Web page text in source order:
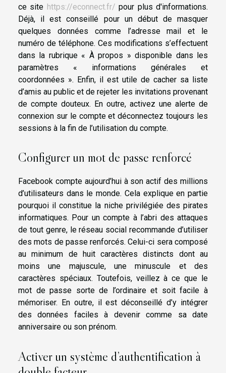
ce site https://econnect.fr/ pour plus d'informations.
Déjà, il est conseillé pour un début de masquer
quelques données comme l’adresse mail et le
numéro de téléphone. Ces modifications s’effectuent
dans la rubrique « À propos » disponible dans les
paramètres « informations générales et
coordonnées ». Enfin, il est utile de cacher sa liste
d’amis au public et de rejeter les invitations provenant
de compte douteux. En outre, activez une alerte de
connexion sur le compte et déconnectez toujours les
sessions à la fin de l’utilisation du compte.
Configurer un mot de passe renforcé
Facebook compte aujourd’hui à son actif des millions
d’utilisateurs dans le monde. Cela explique en partie
pourquoi il constitue la niche privilégiée des pirates
informatiques. Pour un compte à l’abri des attaques
de tout genre, le réseau social recommande d’utiliser
des mots de passe renforcés. Celui-ci sera composé
au minimum de huit caractères distincts dont au
moins une majuscule, une minuscule et des
caractères spéciaux. Toutefois, veillez à ce que le
mot de passe sorte de l’ordinaire et soit facile à
mémoriser. En outre, il est déconseillé d’y intégrer
des données faciles à devenir comme sa date
anniversaire ou son prénom.
Activer un système d’authentification à